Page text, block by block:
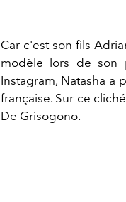
Car c'est son fils
modèle lors de son
Instagram, Natasha a
française. Sur ce
De Grisogono.